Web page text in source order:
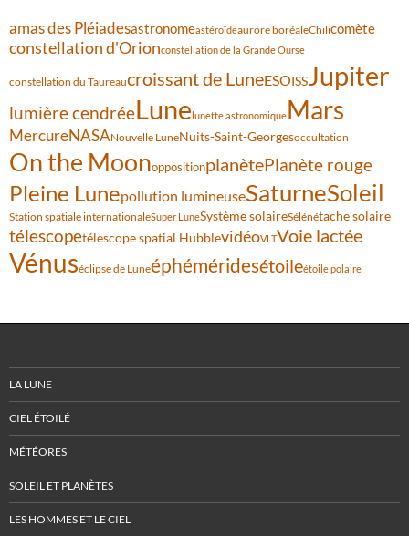
amas des Pléiadesastronomeastéroïdeaurore boréaleChilicomète
constellation d'Orionconstellation de la Grande Ourse
constellation du Taureaucroissant de LuneESOISSJupiter
lumière cendréeLunelunette astronomiqueMars
MercureNASANouvelle LuneNuits-Saint-Georgesoccultation
On the MoonoppositionplanètePlanète rouge
Pleine Lunepollution lumineuseSaturneSoleil
Station spatiale internationaleSuper LuneSystème solaireSélénétache solaire
télescopetélescope spatial HubblevidéoVLTVoie lactée
Vénuséclipse de Luneéphéméridesétoileétoile polaire
LA LUNE
CIEL ÉTOILÉ
MÉTÉORES
SOLEIL ET PLANÈTES
LES HOMMES ET LE CIEL